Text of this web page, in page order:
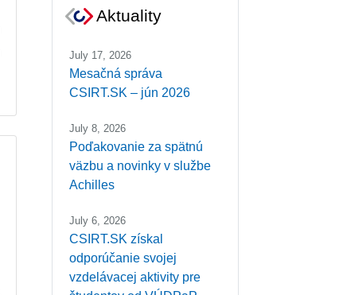
Aktuality
July 17, 2026
Mesačná správa
CSIRT.SK – jún 2026
July 8, 2026
Poďakovanie za spätnú
väzbu a novinky v službe
Achilles
July 6, 2026
CSIRT.SK získal
odporúčanie svojej
vzdelávacej aktivity pre